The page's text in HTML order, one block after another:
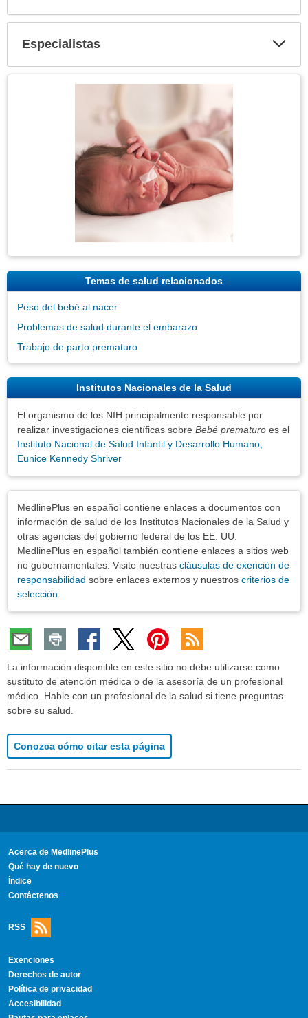
Especialistas
Temas de salud relacionados
Peso del bebé al nacer
Problemas de salud durante el embarazo
Trabajo de parto prematuro
Institutos Nacionales de la Salud
El organismo de los NIH principalmente responsable por
realizar investigaciones científicas sobre Bebé prematuro es el
Instituto Nacional de Salud Infantil y Desarrollo Humano,
Eunice Kennedy Shriver
MedlinePlus en español contiene enlaces a documentos con
información de salud de los Institutos Nacionales de la Salud y
otras agencias del gobierno federal de los EE. UU.
MedlinePlus en español también contiene enlaces a sitios web
no gubernamentales. Visite nuestras cláusulas de exención de
responsabilidad sobre enlaces externos y nuestros criterios de
selección
La información disponible en este sitio no debe utilizarse como
sustituto de atención médica o de la asesoría de un profesional
médico. Hable con un profesional de la salud si tiene preguntas
sobre su salud.
Conozca cómo citar esta página
Acerca de MedlinePlus
Qué hay de nuevo
Índice
Contáctenos
RSS
Exenciones
Derechos de autor
Política de privacidad
Accesibilidad